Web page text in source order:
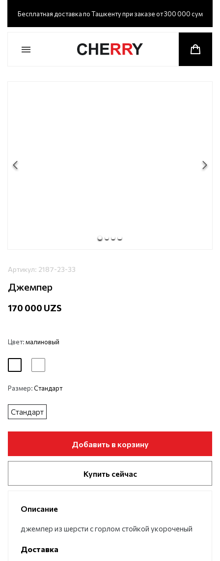
Бесплатная доставка по Ташкенту при заказе от 300 000 сум
Артикул: 2187-23-33
Джемпер
170 000 UZS
Цвет:малиновый
Размер:Стандарт
Стандарт
Добавить в корзину
Купить сейчас
Описание
джемпер из шерсти с горлом стойкой укороченый
Доставка